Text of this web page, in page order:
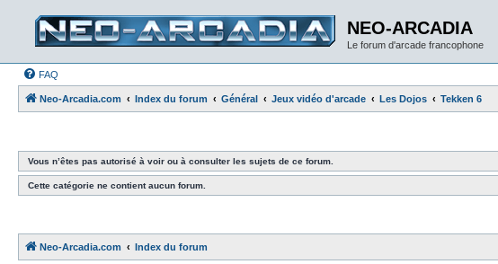
NEO-ARCADIA
Le forum d'arcade francophone
FAQ
Neo-Arcadia.com Index du forum Général Jeux vidéo d'arcade Les Dojos Tekken 6
Vous n’êtes pas autorisé à voir ou à consulter les sujets de ce forum.
Cette catégorie ne contient aucun forum.
Neo-Arcadia.com Index du forum